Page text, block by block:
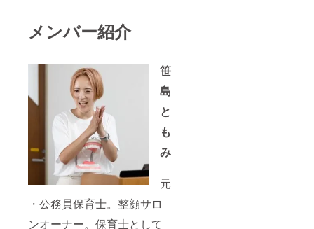
メンバー紹介
笹
島
と
も
み
元
・公務員保育士。整顔サロ
ンオーナー。保育士として